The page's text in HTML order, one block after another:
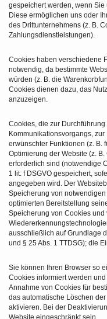
gespeichert werden, wenn Sie
Diese ermöglichen uns oder
des Drittunternehmens (z. B.
Zahlungsdienstleistungen).
Cookies haben verschiedene
notwendig, da bestimmte
würden (z. B. die
Cookies dienen dazu, das
anzuzeigen.
Cookies, die zur
Kommunikationsvorgangs,
erwünschter Funktionen (z. B.
Optimierung der Website (z.
erforderlich sind (notwendige
1 lit. f DSGVO gespeichert,
angegeben wird. Der
Speicherung von
optimierten Bereitstellung
Speicherung von Cookies und
ausschließlich auf Grundlage
und § 25 Abs. 1 TTDSG); die
Sie können Ihren Browser so
Cookies informiert werden
Annahme von Cookies für
das automatische Löschen
aktivieren. Bei der
Website eingeschränkt sein.